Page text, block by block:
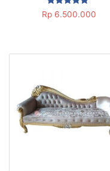
Dinilai
5.00
Rp6.500.000